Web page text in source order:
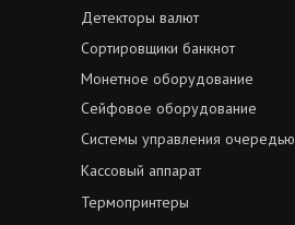
Детекторы валют
Сортировщики банкнот
Монетное оборудование
Сейфовое оборудование
Системы управления очередью
Кассовый аппарат
Термопринтеры